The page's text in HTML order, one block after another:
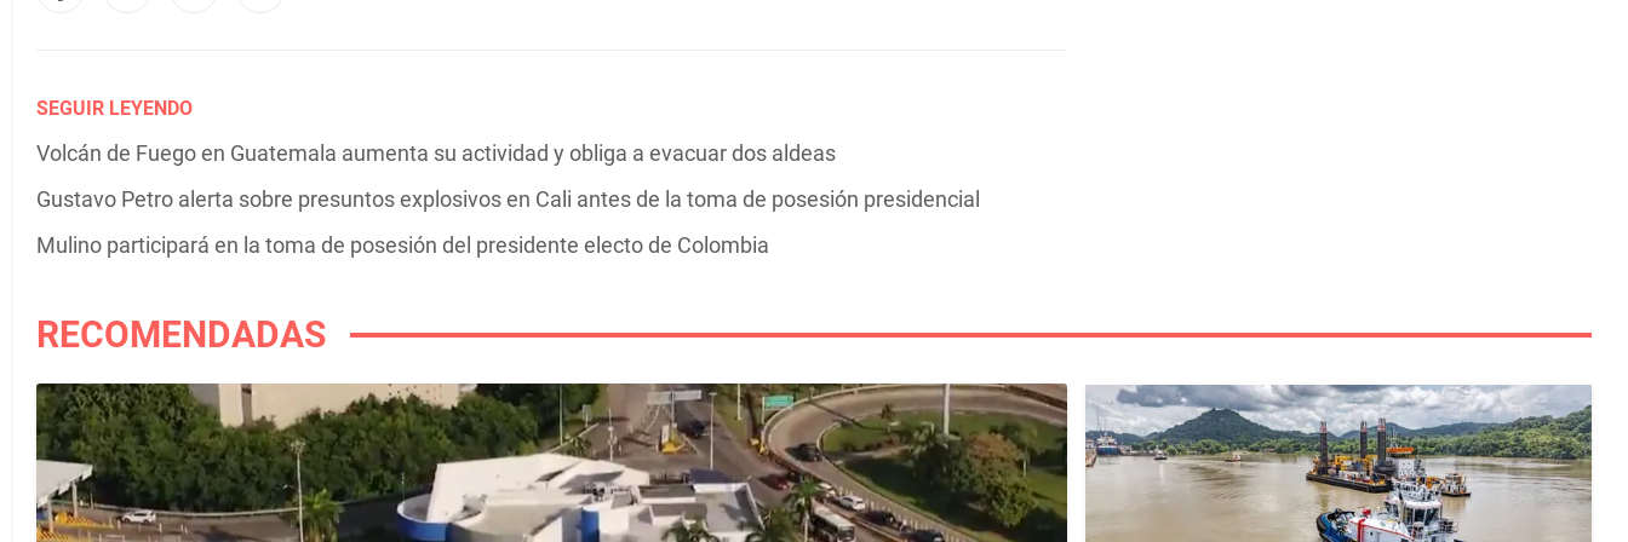
SEGUIR LEYENDO
Volcán de Fuego en Guatemala aumenta su actividad y obliga a evacuar dos aldeas
Gustavo Petro alerta sobre presuntos explosivos en Cali antes de la toma de posesión presidencial
Mulino participará en la toma de posesión del presidente electo de Colombia
RECOMENDADAS